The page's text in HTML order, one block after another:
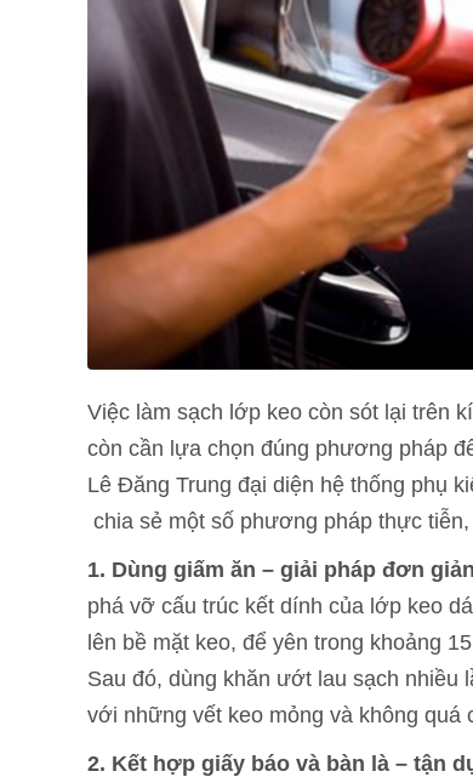
Việc làm sạch lớp keo còn sót lại trên
còn cần lựa chọn đúng phương pháp
Lê Đăng Trung đại diện hệ thống phụ
chia sẻ một số phương pháp thực
1. Dùng giấm ăn – giải pháp đơn
phá vỡ cấu trúc kết dính của lớp keo
lên bề mặt keo, để yên trong khoảng
Sau đó, dùng khăn ướt lau sạch nhiều
với những vết keo mỏng và không quá
2. Kết hợp giấy báo và bàn là – tận